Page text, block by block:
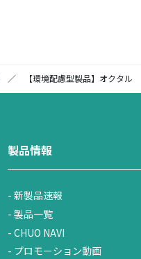
／ 【環境配慮型製品】オクタル
製品情報
新製品速報
製品一覧
CHUO NAVI
プロモーション動画